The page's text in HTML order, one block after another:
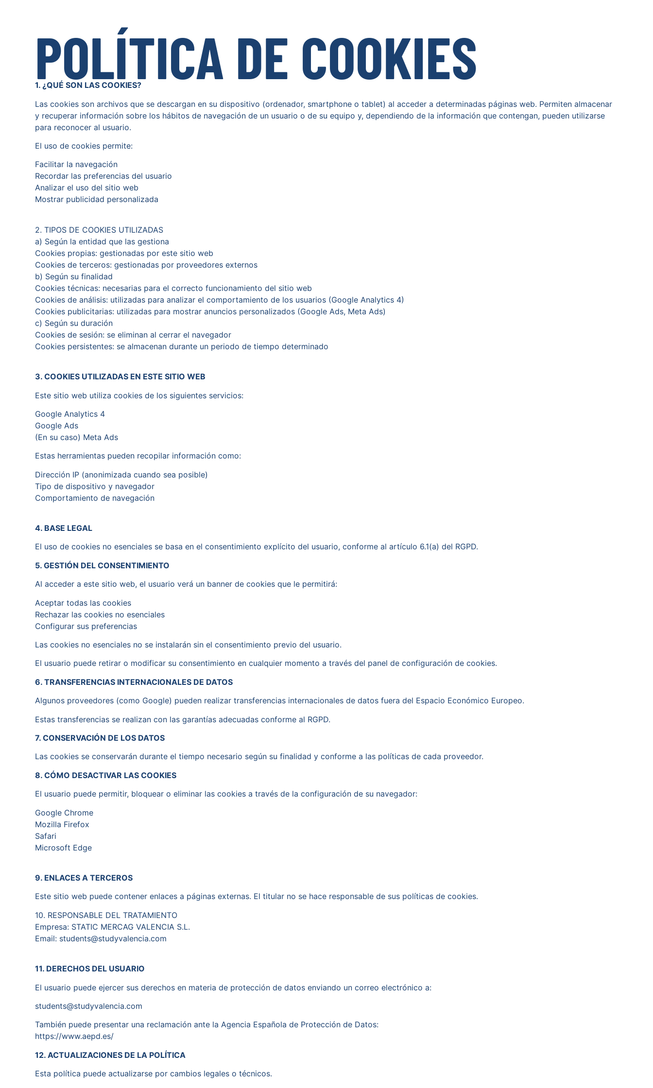
POLÍTICA DE COOKIES
1. ¿QUÉ SON LAS COOKIES?
Las cookies son archivos que se descargan en su dispositivo (ordenador, smartphone o tablet) al acceder a determinadas páginas web. Permiten almacenar
y recuperar información sobre los hábitos de navegación de un usuario o de su equipo y, dependiendo de la información que contengan, pueden utilizarse
para reconocer al usuario.
El uso de cookies permite:
Facilitar la navegación
Recordar las preferencias del usuario
Analizar el uso del sitio web
Mostrar publicidad personalizada
2. TIPOS DE COOKIES UTILIZADAS
a) Según la entidad que las gestiona
Cookies propias: gestionadas por este sitio web
Cookies de terceros: gestionadas por proveedores externos
b) Según su finalidad
Cookies técnicas: necesarias para el correcto funcionamiento del sitio web
Cookies de análisis: utilizadas para analizar el comportamiento de los usuarios (Google Analytics 4)
Cookies publicitarias: utilizadas para mostrar anuncios personalizados (Google Ads, Meta Ads)
c) Según su duración
Cookies de sesión: se eliminan al cerrar el navegador
Cookies persistentes: se almacenan durante un periodo de tiempo determinado
3. COOKIES UTILIZADAS EN ESTE SITIO WEB
Este sitio web utiliza cookies de los siguientes servicios:
Google Analytics 4
Google Ads
(En su caso) Meta Ads
Estas herramientas pueden recopilar información como:
Dirección IP (anonimizada cuando sea posible)
Tipo de dispositivo y navegador
Comportamiento de navegación
4. BASE LEGAL
El uso de cookies no esenciales se basa en el consentimiento explícito del usuario, conforme al artículo 6.1(a) del RGPD.
5. GESTIÓN DEL CONSENTIMIENTO
Al acceder a este sitio web, el usuario verá un banner de cookies que le permitirá:
Aceptar todas las cookies
Rechazar las cookies no esenciales
Configurar sus preferencias
Las cookies no esenciales no se instalarán sin el consentimiento previo del usuario.
El usuario puede retirar o modificar su consentimiento en cualquier momento a través del panel de configuración de cookies.
6. TRANSFERENCIAS INTERNACIONALES DE DATOS
Algunos proveedores (como Google) pueden realizar transferencias internacionales de datos fuera del Espacio Económico Europeo.
Estas transferencias se realizan con las garantías adecuadas conforme al RGPD.
7. CONSERVACIÓN DE LOS DATOS
Las cookies se conservarán durante el tiempo necesario según su finalidad y conforme a las políticas de cada proveedor.
8. CÓMO DESACTIVAR LAS COOKIES
El usuario puede permitir, bloquear o eliminar las cookies a través de la configuración de su navegador:
Google Chrome
Mozilla Firefox
Safari
Microsoft Edge
9. ENLACES A TERCEROS
Este sitio web puede contener enlaces a páginas externas. El titular no se hace responsable de sus políticas de cookies.
10. RESPONSABLE DEL TRATAMIENTO
Empresa: STATIC MERCAG VALENCIA S.L.
Email: students@studyvalencia.com
11. DERECHOS DEL USUARIO
El usuario puede ejercer sus derechos en materia de protección de datos enviando un correo electrónico a:
students@studyvalencia.com
También puede presentar una reclamación ante la Agencia Española de Protección de Datos:
https://www.aepd.es/
12. ACTUALIZACIONES DE LA POLÍTICA
Esta política puede actualizarse por cambios legales o técnicos.